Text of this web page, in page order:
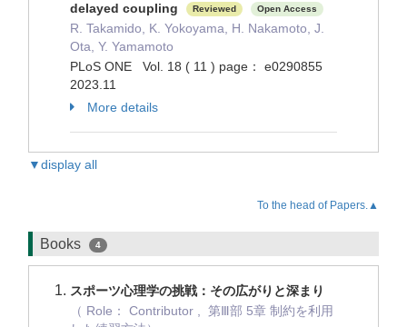
delayed coupling
Reviewed Open Access
R. Takamido, K. Yokoyama, H. Nakamoto, J.
Ota, Y. Yamamoto
PLoS ONE Vol. 18 ( 11 ) page： e0290855
2023.11
More details
▼display all
To the head of Papers.▲
Books 4
スポーツ心理学の挑戦：その広がりと深まり
（ Role： Contributor , 第Ⅲ部 5章 制約を利用